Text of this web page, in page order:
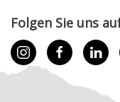
Folgen Sie uns